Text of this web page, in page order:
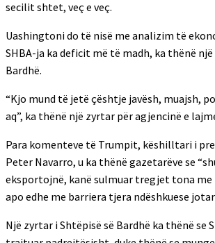
secilit shtet, veç e veç.
Uashingtoni do të nisë me analizim të
SHBA-ja ka deficit më të madh, ka thënë
Bardhë.
“Kjo mund të jetë çështje javësh, muajsh,
aq”, ka thënë një zyrtar për agjencinë e
Para komenteve të Trumpit, këshilltari i
Peter Navarro, u ka thënë gazetarëve se
eksportojnë, kanë sulmuar tregjet tona me
apo edhe me barriera tjera ndëshkuese
Një zyrtar i Shtëpisë së Bardhë ka thënë se